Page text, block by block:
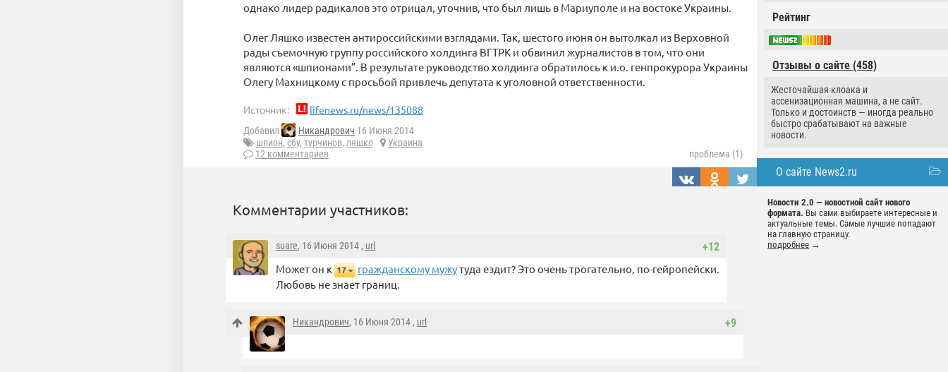
Рейтинг
Отзывы о сайте (458)
Жесточайшая клоака и
ассенизационная машина, а не сайт.
Только и достоинств — иногда реально
быстро срабатывают на важные
новости.
О сайте News2.ru
Новости 2.0 — новостной сайт нового
формата. Вы сами выбираете интересные и
актуальные темы. Самые лучшие попадают
на главную страницу.
подробнее →
однако лидер радикалов это отрицал, уточнив, что был лишь в Мариуполе и на востоке Украины.
Олег Ляшко известен антироссийскими взглядами. Так, шестого июня он вытолкал из Верховной
рады съемочную группу российского холдинга ВГТРК и обвинил журналистов в том, что они
являются «шпионами”. В результате руководство холдинга обратилось к и.о. генпрокурора Украины
Олегу Махницкому с просьбой привлечь депутата к уголовной ответственности.
Источник: lifenews.ru/news/135088
Добавил Никандрович 16 Июня 2014
шпион, сбу, турчинов, ляшко
Украина
12 комментариев
проблема (1)
Комментарии участников:
+12
suare, 16 Июня 2014 , url
Может он к 17 гражданскому мужутуда ездит? Это очень трогательно, по-гейропейски.
Любовь не знает границ.
+9
Никандрович, 16 Июня 2014 , url